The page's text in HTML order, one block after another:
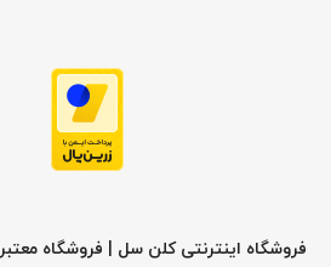
فروشگاه اینترنتی کلن سل | فروشگاه